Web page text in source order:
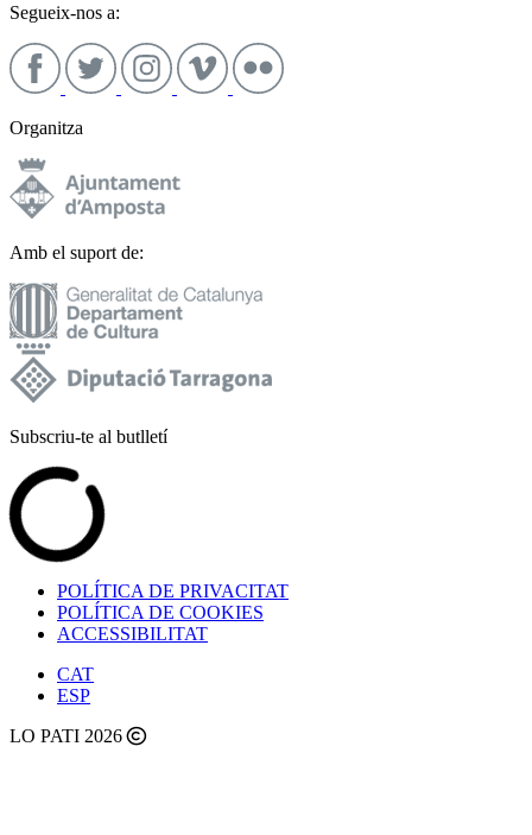
Segueix-nos a:
Organitza
Amb el suport de:
Subscriu-te al butlletí
POLÍTICA DE PRIVACITAT
POLÍTICA DE COOKIES
ACCESSIBILITAT
CAT
ESP
LO PATI 2026